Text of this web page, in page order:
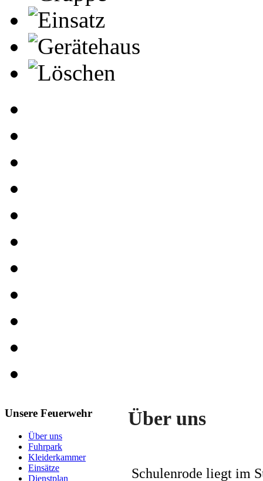
Unsere Feuerwehr
Über uns
Fuhrpark
Kleiderkammer
Einsätze
Dienstplan
Über uns
Schulenrode liegt im